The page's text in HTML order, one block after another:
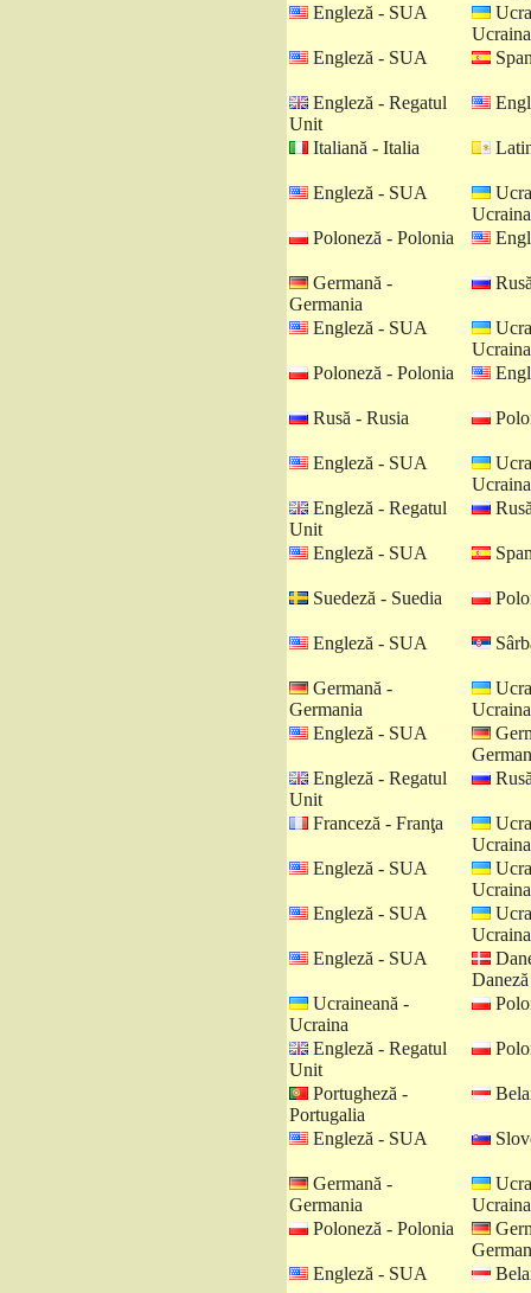
Engleză - SUA
Ucraina
Engleză - SUA
Engleză - Regatul
Unit
Italiană - Italia
Engleză - SUA
Ucraina
Poloneză - Polonia
Germană -
Germania
Engleză - SUA
Ucraina
Poloneză - Polonia
Rusă - Rusia
Engleză - SUA
Ucraina
Engleză - Regatul
Unit
Engleză - SUA
Suedeză - Suedia
Engleză - SUA
Germană -
Germania
Ucraina
Engleză - SUA
Engleză - Regatul
Unit
Franceză - Franţa
Ucraina
Engleză - SUA
Ucraina
Engleză - SUA
Ucraina
Engleză - SUA
Daneză
Ucraineană -
Ucraina
Engleză - Regatul
Unit
Portugheză -
Portugalia
Engleză - SUA
Germană -
Germania
Ucraina
Poloneză - Polonia
Engleză - SUA